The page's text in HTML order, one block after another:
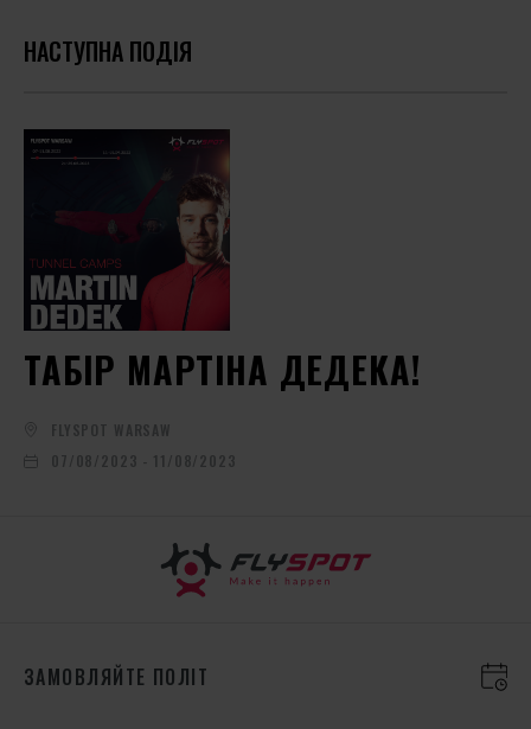
НАСТУПНА ПОДІЯ
ТАБІР МАРТІНА ДЕДЕКА!
FLYSPOT WARSAW
07/08/2023 - 11/08/2023
ЗАМОВЛЯЙТЕ ПОЛІТ